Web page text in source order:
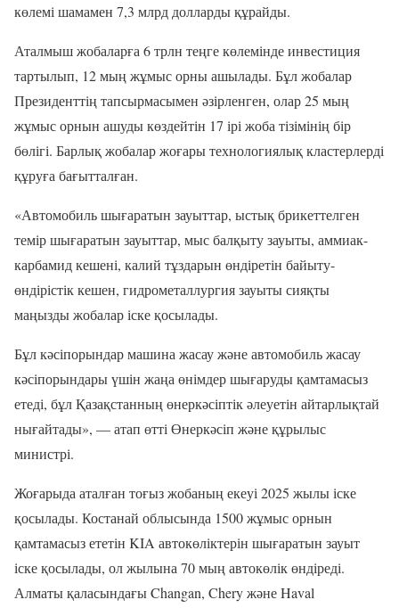
көлемі шамамен 7,3 млрд долларды құрайды.
Аталмыш жобаларға 6 трлн теңге көлемінде инвестиция
тартылып, 12 мың жұмыс орны ашылады. Бұл жобалар
Президенттің тапсырмасымен әзірленген, олар 25 мың
жұмыс орнын ашуды көздейтін 17 ірі жоба тізімінің бір
бөлігі. Барлық жобалар жоғары технологиялық кластерлерді
құруға бағытталған.
«Автомобиль шығаратын зауыттар, ыстық брикеттелген
темір шығаратын зауыттар, мыс балқыту зауыты, аммиак-
карбамид кешені, калий тұздарын өндіретін байыту-
өндірістік кешен, гидрометаллургия зауыты сияқты
маңызды жобалар іске қосылады.
Бұл кәсіпорындар машина жасау және автомобиль жасау
кәсіпорындары үшін жаңа өнімдер шығаруды қамтамасыз
етеді, бұл Қазақстанның өнеркәсіптік әлеуетін айтарлықтай
нығайтады», — атап өтті Өнеркәсіп және құрылыс
министрі.
Жоғарыда аталған тоғыз жобаның екеуі 2025 жылы іске
қосылады. Костанай облысында 1500 жұмыс орнын
қамтамасыз ететін KIA автокөліктерін шығаратын зауыт
іске қосылады, ол жылына 70 мың автокөлік өндіреді.
Алматы қаласындағы Changan, Chery және Haval